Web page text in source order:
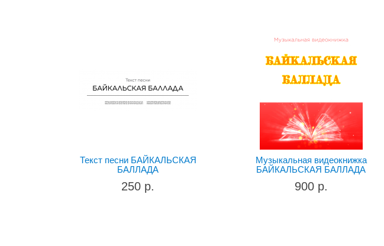
Текст песни БАЙКАЛЬСКАЯ
БАЛЛАДА
250 р.
Музыкальная видеокнижка
БАЙКАЛЬСКАЯ БАЛЛАДА
900 р.